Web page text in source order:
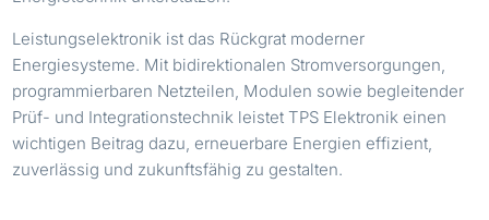
Leistungselektronik ist das Rückgrat moderner
Energiesysteme. Mit bidirektionalen Stromversorgungen,
programmierbaren Netzteilen, Modulen sowie begleitender
Prüf- und Integrationstechnik leistet TPS Elektronik einen
wichtigen Beitrag dazu, erneuerbare Energien effizient,
zuverlässig und zukunftsfähig zu gestalten.